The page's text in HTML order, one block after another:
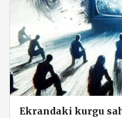
Ekrandaki kurgu